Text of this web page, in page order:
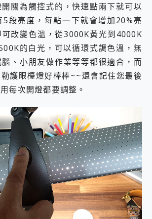
關為觸控式的，快速點兩下就可以
5段亮度，每點一下就會增加20%亮
改變色溫，從3000K黃光到4000K
的白光，可以循環式調色溫，無
、小朋友做作業等等都很適合，而
護眼檯燈好棒棒~~還會記住您最後
每次開燈都要調整。